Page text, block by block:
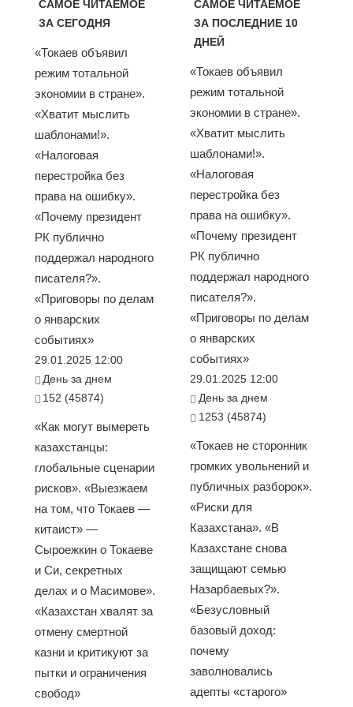
САМОЕ ЧИТАЕМОЕ
ЗА СЕГОДНЯ
«Токаев объявил
режим тотальной
экономии в стране».
«Хватит мыслить
шаблонами!».
«Налоговая
перестройка без
права на ошибку».
«Почему президент
РК публично
поддержал народного
писателя?».
«Приговоры по делам
о январских
событиях»
29.01.2025 12:00
День за днем
152 (45874)
«Как могут вымереть
казахстанцы:
глобальные сценарии
рисков». «Выезжаем
на том, что Токаев —
китаист» —
Сыроежкин о Токаеве
и Си, секретных
делах и о Масимове».
«Казахстан хвалят за
отмену смертной
казни и критикуют за
пытки и ограничения
свобод»
САМОЕ ЧИТАЕМОЕ
ЗА ПОСЛЕДНИЕ 10
ДНЕЙ
«Токаев объявил
режим тотальной
экономии в стране».
«Хватит мыслить
шаблонами!».
«Налоговая
перестройка без
права на ошибку».
«Почему президент
РК публично
поддержал народного
писателя?».
«Приговоры по делам
о январских
событиях»
29.01.2025 12:00
День за днем
1253 (45874)
«Токаев не сторонник
громких увольнений и
публичных разборок».
«Риски для
Казахстана». «В
Казахстане снова
защищают семью
Назарбаевых?».
«Безусловный
базовый доход:
почему
заволновались
адепты «старого»